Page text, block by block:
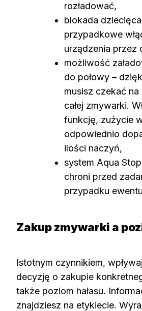
rozładować,
blokada
przypadkowe
urządzenia przez
możliwość
do połowy –
musisz czekać na
całej zmywarki.
funkcję, zużycie
odpowiednio
ilości naczyń,
system Aqua
chroni przed
przypadku
Zakup zmywarki a
Istotnym czynnikiem,
decyzję o zakupie
także poziom hałasu.
znajdziesz na etykiecie.